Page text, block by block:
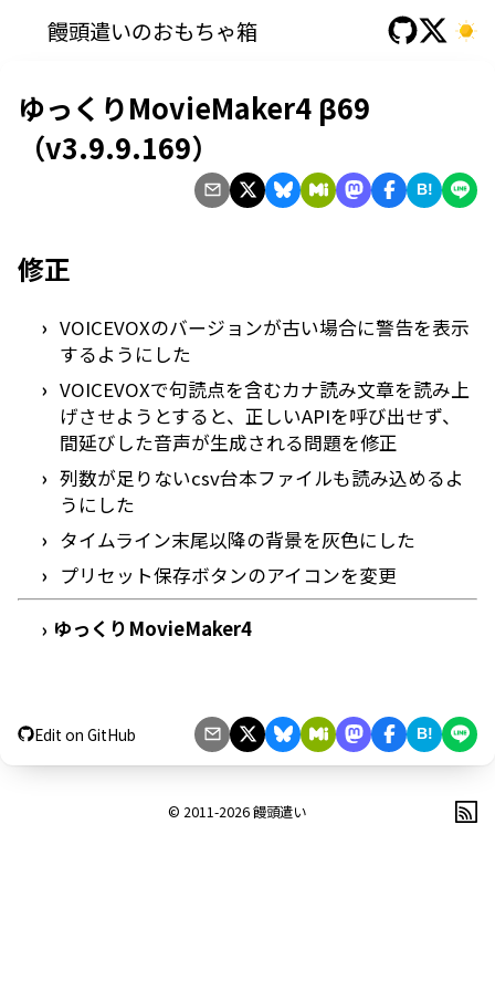
饅頭遣いのおもちゃ箱
ゆっくりMovieMaker4 β69
（v3.9.9.169）
B!
修正
VOICEVOXのバージョンが古い場合に警告を表示
するようにした
VOICEVOXで句読点を含むカナ読み文章を読み上
げさせようとすると、正しいAPIを呼び出せず、
間延びした音声が生成される問題を修正
列数が足りないcsv台本ファイルも読み込めるよ
うにした
タイムライン末尾以降の背景を灰色にした
プリセット保存ボタンのアイコンを変更
› ゆっくりMovieMaker4
Edit on GitHub B!
© 2011-2026饅頭遣い